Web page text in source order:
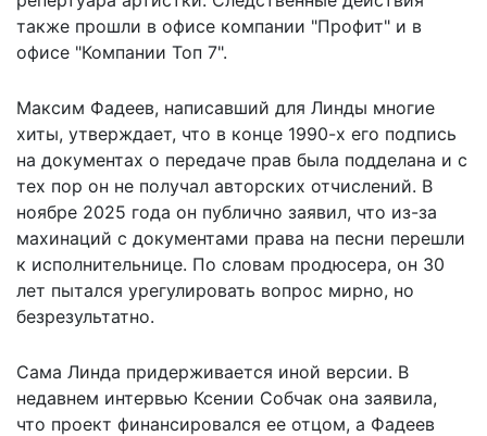
также прошли в офисе компании "Профит" и в
офисе "Компании Топ 7".
Максим Фадеев, написавший для Линды многие
хиты, утверждает, что в конце 1990-х его подпись
на документах о передаче прав была подделана и с
тех пор он не получал авторских отчислений. В
ноябре 2025 года он публично заявил, что из-за
махинаций с документами права на песни перешли
к исполнительнице. По словам продюсера, он 30
лет пытался урегулировать вопрос мирно, но
безрезультатно.
Сама Линда придерживается иной версии. В
недавнем интервью Ксении Собчак она заявила,
что проект финансировался ее отцом, а Фадеев